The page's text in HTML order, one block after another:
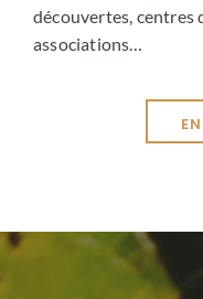
découvertes, centres
associations…